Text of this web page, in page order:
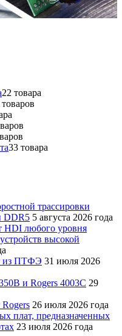
22 товара
33 товара
трассировки
DDR5 5 августа 2026 года
HDI любого уровня
высокой
из ПТФЭ 31 июля 2026
и Rogers 4003C 29
26 июля 2026 года
плат, предназначенных
23 июля 2026 года